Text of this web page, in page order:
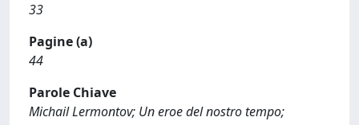
33
Pagine (a)
44
Parole Chiave
Michail Lermontov; Un eroe del nostro tempo;